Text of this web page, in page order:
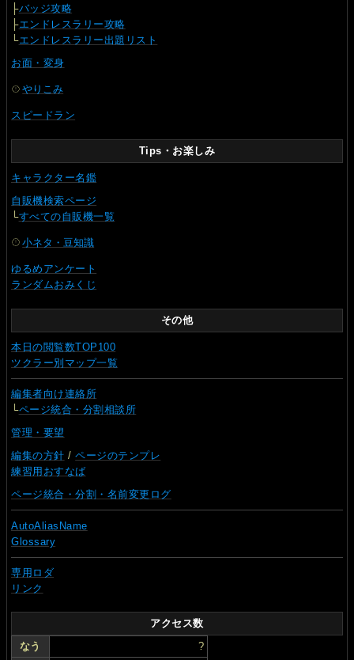
├バッジ攻略
├エンドレスラリー攻略
└エンドレスラリー出題リスト
お面・変身
やりこみ
スピードラン
Tips・お楽しみ
キャラクター名鑑
自販機検索ページ
└すべての自販機一覧
小ネタ・豆知識
ゆるめアンケート
ランダムおみくじ
その他
本日の閲覧数TOP100
ツクラー別マップ一覧
編集者向け連絡所
└ページ統合・分割相談所
管理・要望
編集の方針 /ページのテンプレ
練習用おすなば
ページ統合・分割・名前変更ログ
AutoAliasName
Glossary
専用ロダ
リンク
アクセス数
なう
?